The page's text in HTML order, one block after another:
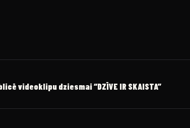
videoklipu dziesmai “DZĪVE IR SKAISTA”